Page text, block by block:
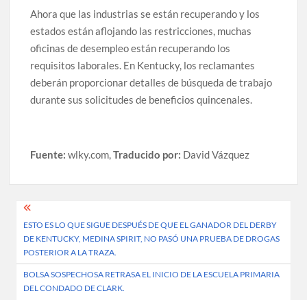
Ahora que las industrias se están recuperando y los
estados están aflojando las restricciones, muchas
oficinas de desempleo están recuperando los
requisitos laborales. En Kentucky, los reclamantes
deberán proporcionar detalles de búsqueda de trabajo
durante sus solicitudes de beneficios quincenales.
Fuente: wlky.com,Traducido por: David Vázquez
Post
navigation
ESTO ES LO QUE SIGUE DESPUÉS DE QUE EL GANADOR DEL DERBY
DE KENTUCKY, MEDINA SPIRIT, NO PASÓ UNA PRUEBA DE DROGAS
POSTERIOR A LA TRAZA.
BOLSA SOSPECHOSA RETRASA EL INICIO DE LA ESCUELA PRIMARIA
DEL CONDADO DE CLARK.